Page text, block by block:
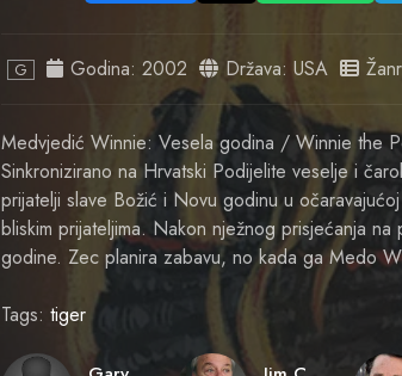
G Godina: 2002 Država: USA
Medvjedić Winnie: Vesela godina / Winnie the
Sinkronizirano na Hrvatski Podijelite veselje i
prijatelji slave Božić i Novu godinu u
bliskim prijateljima. Nakon nježnog prisjećanja
godine. Zec planira zabavu, no kada ga Medo
Tags: tiger